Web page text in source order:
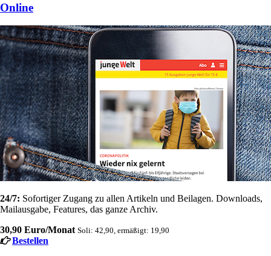
Online
24/7: Sofortiger Zugang zu allen Artikeln und Beilagen. Downloads,
Mailausgabe, Features, das ganze Archiv.
30,90 Euro/Monat Soli: 42,90, ermäßigt: 19,90
Bestellen